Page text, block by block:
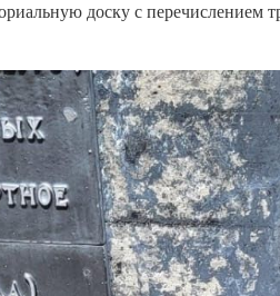
доску с перечислением